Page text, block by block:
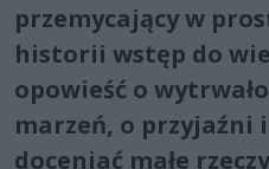
przemycający w
historii wstęp do
opowieść o
marzeń, o przyjaźni
doceniać małe